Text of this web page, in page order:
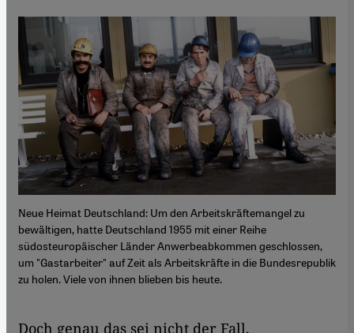
Neue Heimat Deutschland: Um den Arbeitskräftemangel zu
bewältigen, hatte Deutschland 1955 mit einer Reihe
südosteuropäischer Länder Anwerbeabkommen geschlossen,
um "Gastarbeiter" auf Zeit als Arbeitskräfte in die Bundesrepublik
zu holen. Viele von ihnen blieben bis heute.
​​Doch genau das sei nicht der Fall,